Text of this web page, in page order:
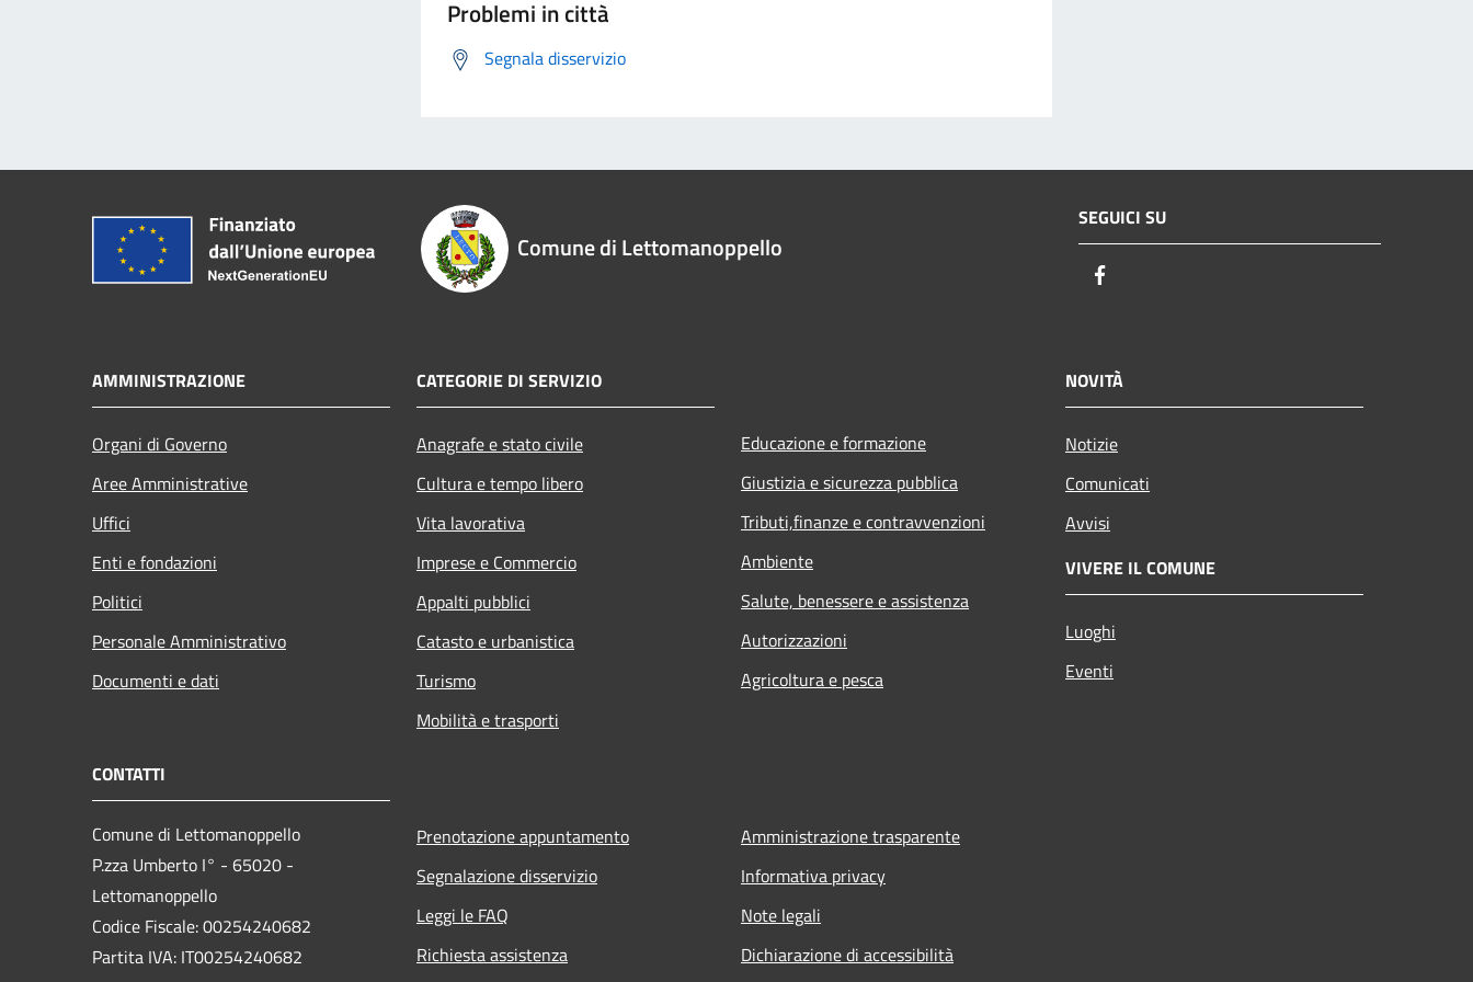
Problemi in città
Segnala disservizio
Comune di Lettomanoppello
SEGUICI SU
AMMINISTRAZIONE
Organi di Governo
Aree Amministrative
Uffici
Enti e fondazioni
Politici
Personale Amministrativo
Documenti e dati
CATEGORIE DI SERVIZIO
Anagrafe e stato civile
Cultura e tempo libero
Vita lavorativa
Imprese e Commercio
Appalti pubblici
Catasto e urbanistica
Turismo
Mobilità e trasporti
Educazione e formazione
Giustizia e sicurezza pubblica
Tributi,finanze e contravvenzioni
Ambiente
Salute, benessere e assistenza
Autorizzazioni
Agricoltura e pesca
NOVITÀ
Notizie
Comunicati
Avvisi
VIVERE IL COMUNE
Luoghi
Eventi
CONTATTI
Comune di Lettomanoppello
P.zza Umberto I° - 65020 -
Lettomanoppello
Codice Fiscale: 00254240682
Partita IVA: IT00254240682
Prenotazione appuntamento
Segnalazione disservizio
Leggi le FAQ
Richiesta assistenza
Amministrazione trasparente
Informativa privacy
Note legali
Dichiarazione di accessibilità